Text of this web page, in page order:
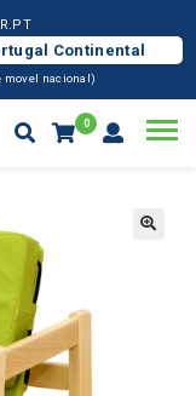
Continental
movel nacional)
0